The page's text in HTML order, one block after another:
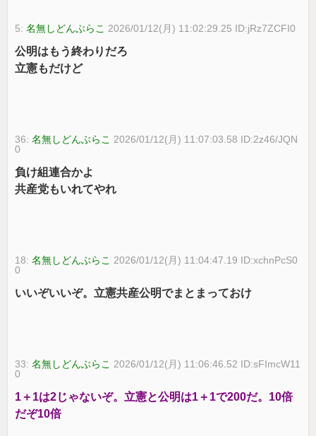
5:名無しどんぶらこ 2026/01/12(月) 11:02:29.25 ID:jRz7ZCFI0
公明はもう終わりだろ
立憲もだけど
36:名無しどんぶらこ 2026/01/12(月) 11:07:03.58 ID:2z46/JQN
0
負け組連合かよ
共産党もいれてやれ
18:名無しどんぶらこ 2026/01/12(月) 11:04:47.19 ID:xchnPcS0
0
いいぞいいぞ。立憲共産公明でまとまっておけ
33:名無しどんぶらこ 2026/01/12(月) 11:06:46.52 ID:sFImcW11
0
1＋1は2じゃないぞ。立憲と公明は1＋1で200だ。10倍
だぞ10倍